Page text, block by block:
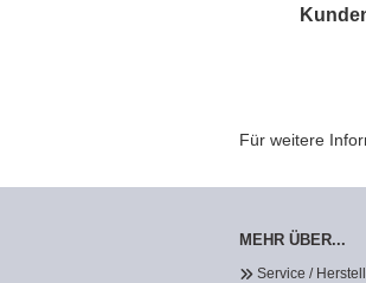
Für weitere
MEHR ÜBER...
Service /